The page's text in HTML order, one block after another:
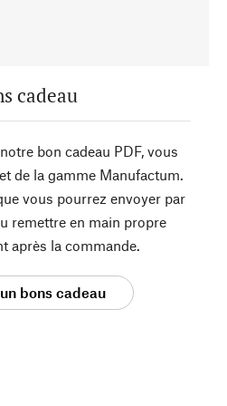
cadeau
bon cadeau PDF, vous
de la gamme Manufactum.
vous pourrez envoyer par
remettre en main propre
après la commande.
bons cadeau